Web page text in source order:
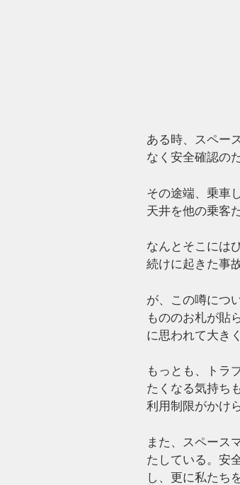
ある時、スペー
なく安全確認の
その途端、乗車
天井を他の乗客
なんとそこには
続けに起きた事
が、この噂につ
もののお札が貼
に思われて大き
もっとも、トラ
たくなる気持ち
利用制限がかけ
また、スペース
たしている。安
し、更に私たち